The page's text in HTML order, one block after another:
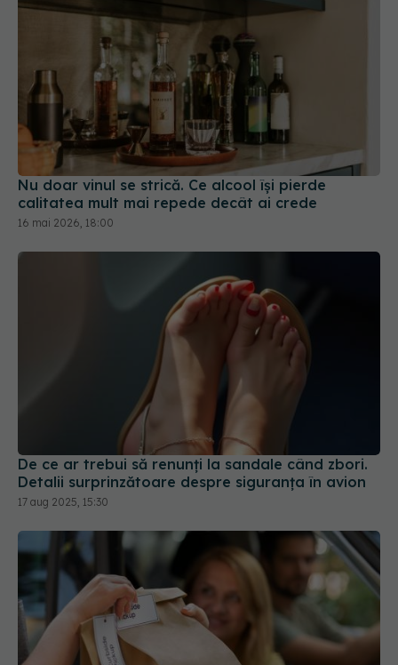
Nu doar vinul se strică. Ce alcool își pierde
calitatea mult mai repede decât ai crede
16 mai 2026, 18:00
De ce ar trebui să renunți la sandale când zbori.
Detalii surprinzătoare despre siguranța în avion
17 aug 2025, 15:30